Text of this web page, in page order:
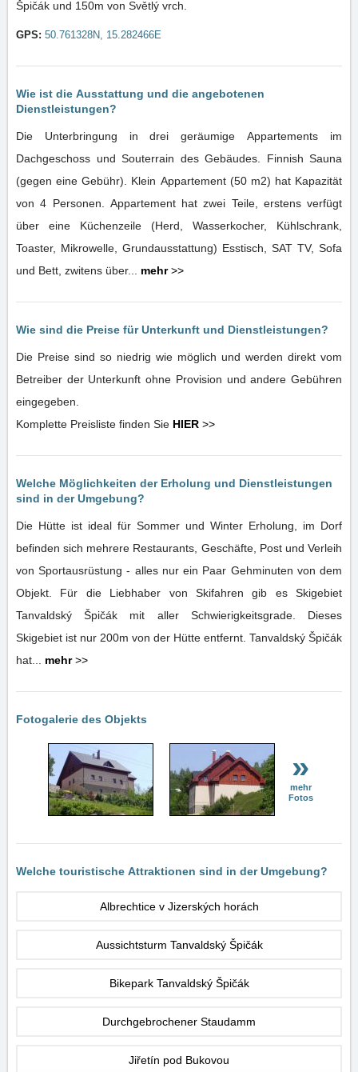
Špičák und 150m von Světlý vrch.
GPS: 50.761328N, 15.282466E
Wie ist die Ausstattung und die angebotenen
Dienstleistungen?
Die Unterbringung in drei geräumige Appartements im
Dachgeschoss und Souterrain des Gebäudes. Finnish Sauna
(gegen eine Gebühr). Klein Appartement (50 m2) hat Kapazität
von 4 Personen. Appartement hat zwei Teile, erstens verfügt
über eine Küchenzeile (Herd, Wasserkocher, Kühlschrank,
Toaster, Mikrowelle, Grundausstattung) Esstisch, SAT TV, Sofa
und Bett, zwitens über... mehr>>
Wie sind die Preise für Unterkunft und Dienstleistungen?
Die Preise sind so niedrig wie möglich und werden direkt vom
Betreiber der Unterkunft ohne Provision und andere Gebühren
eingegeben.
Komplette Preisliste finden Sie HIER >>
Welche Möglichkeiten der Erholung und Dienstleistungen
sind in der Umgebung?
Die Hütte ist ideal für Sommer und Winter Erholung, im Dorf
befinden sich mehrere Restaurants, Geschäfte, Post und Verleih
von Sportausrüstung - alles nur ein Paar Gehminuten von dem
Objekt. Für die Liebhaber von Skifahren gib es Skigebiet
Tanvaldský Špičák mit aller Schwierigkeitsgrade. Dieses
Skigebiet ist nur 200m von der Hütte entfernt. Tanvaldský Špičák
hat... mehr>>
Fotogalerie des Objekts
»
mehr
Fotos
Welche touristische Attraktionen sind in der Umgebung?
Albrechtice v Jizerských horách
Aussichtsturm Tanvaldský Špičák
Bikepark Tanvaldský Špičák
Durchgebrochener Staudamm
Jiřetín pod Bukovou